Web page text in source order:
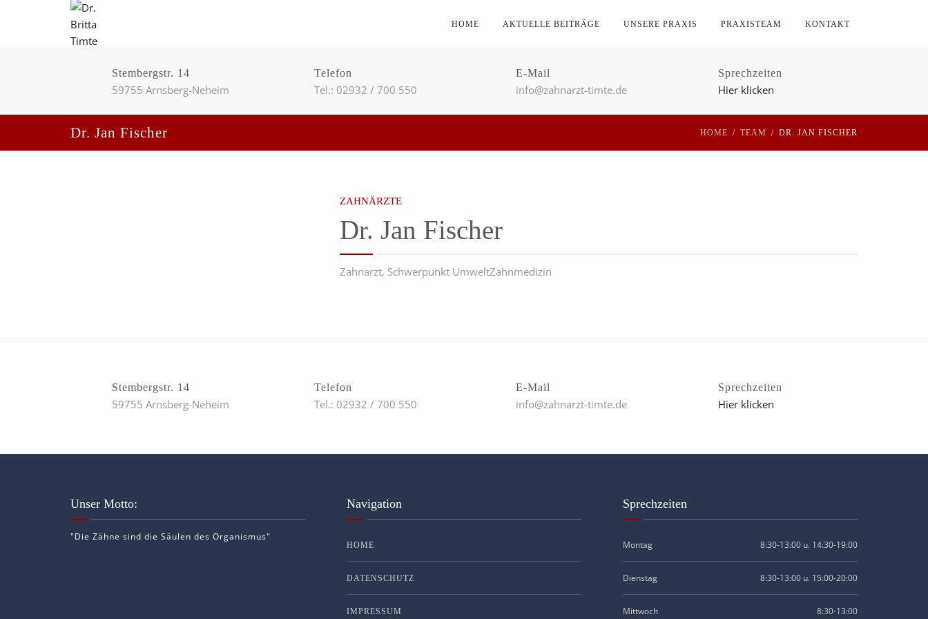
HOME AKTUELLE BEITRÄGE UNSERE PRAXIS PRAXISTEAM KONTAKT
Stembergstr. 14
59755 Arnsberg-Neheim
Telefon
Tel.: 02932 / 700 550
E-Mail
info@zahnarzt-timte.de
Sprechzeiten
Hier klicken
Dr. Jan Fischer HOME TEAM DR. JAN FISCHER
ZAHNÄRZTE
Dr. Jan Fischer
Zahnarzt, Schwerpunkt UmweltZahnmedizin
Stembergstr. 14
59755 Arnsberg-Neheim
Telefon
Tel.: 02932 / 700 550
E-Mail
info@zahnarzt-timte.de
Sprechzeiten
Hier klicken
Unser Motto:
"Die Zähne sind die Säulen des Organismus"
Navigation
HOME
DATENSCHUTZ
IMPRESSUM
Sprechzeiten
Montag 8:30-13:00 u. 14:30-19:00
Dienstag 8:30-13:00 u. 15:00-20:00
Mittwoch 8:30-13:00